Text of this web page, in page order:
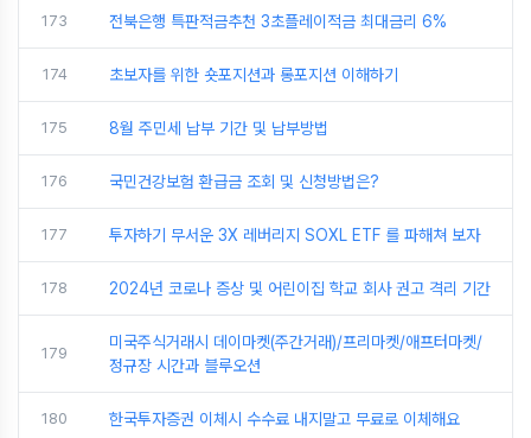
173 전북은행 특판적금추천 3초플레이적금 최대금리 6%
174 초보자를 위한 숏포지션과 롱포지션 이해하기
175 8월 주민세 납부 기간 및 납부방법
176 국민건강보험 환급금 조회 및 신청방법은?
177 투자하기 무서운 3X 레버리지 SOXL ETF 를 파해쳐 보자
178 2024년 코로나 증상 및 어린이집 학교 회사 권고 격리 기간
179
미국주식거래시 데이마켓(주간거래)/프리마켓/애프터마켓/
정규장 시간과 블루오션
180 한국투자증권 이체시 수수료 내지말고 무료로 이체해요